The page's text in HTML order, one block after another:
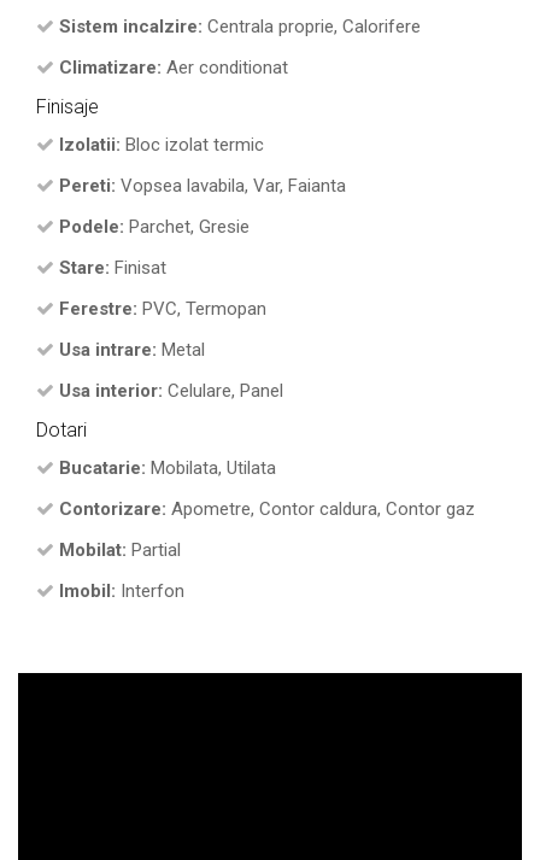
Sistem incalzire: Centrala proprie, Calorifere
Climatizare: Aer conditionat
Finisaje
Izolatii: Bloc izolat termic
Pereti: Vopsea lavabila, Var, Faianta
Podele: Parchet, Gresie
Stare: Finisat
Ferestre: PVC, Termopan
Usa intrare: Metal
Usa interior: Celulare, Panel
Dotari
Bucatarie: Mobilata, Utilata
Contorizare: Apometre, Contor caldura, Contor gaz
Mobilat: Partial
Imobil: Interfon